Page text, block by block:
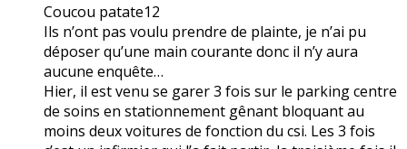
Coucou patate12
Ils n’ont pas voulu prendre de plainte, je n’ai pu
déposer qu’une main courante donc il n’y aura
aucune enquête…
Hier, il est venu se garer 3 fois sur le parking centre
de soins en stationnement gênant bloquant au
moins deux voitures de fonction du csi. Les 3 fois